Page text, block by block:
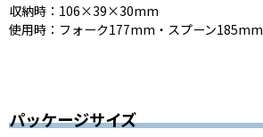
収納時：106×39×30mm
使用時：フォーク177mm・スプーン185mm
パッケージサイズ